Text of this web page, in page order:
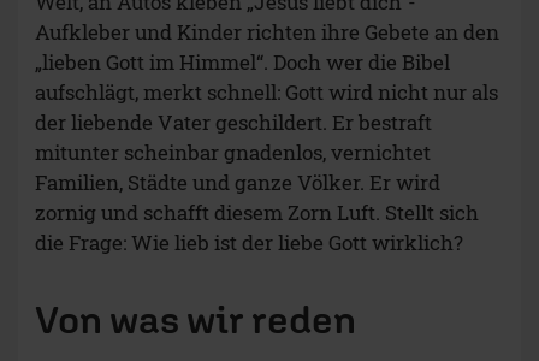
Aufkleber und Kinder richten ihre Gebete an den
„lieben Gott im Himmel“. Doch wer die Bibel
aufschlägt, merkt schnell: Gott wird nicht nur als
der liebende Vater geschildert. Er bestraft
mitunter scheinbar gnadenlos, vernichtet
Familien, Städte und ganze Völker. Er wird
zornig und schafft diesem Zorn Luft. Stellt sich
die Frage: Wie lieb ist der liebe Gott wirklich?
Von was wir reden